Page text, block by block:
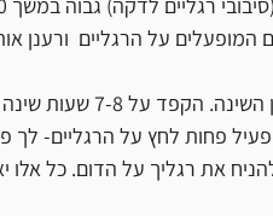
המופעלים על הרגליים  ורענן
הזמן המיטבי לבניית השריר הינו
פחות לחץ על הרגליים-
את רגליך על הדום. כל אלו